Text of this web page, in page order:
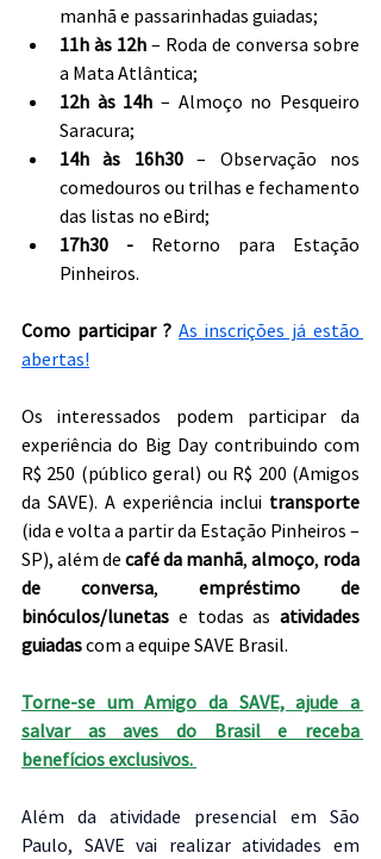
manhã e passarinhadas guiadas;
11h às 12h – Roda de conversa sobre
a Mata Atlântica;
12h às 14h – Almoço no Pesqueiro
Saracura;
14h às 16h30 – Observação nos
comedouros ou trilhas e fechamento
das listas no eBird;
17h30 - Retorno para Estação
Pinheiros.
Como participar ? As inscrições já estão
abertas!
Os interessados podem participar da
experiência do Big Day contribuindo com
R$ 250 (público geral) ou R$ 200 (Amigos
da SAVE). A experiência inclui transporte
(ida e volta a partir da Estação Pinheiros –
SP), além de café da manhã, almoço, roda
de conversa, empréstimo de
binóculos/lunetas e todas as atividades
guiadas com a equipe SAVE Brasil.
Torne-se um Amigo da SAVE, ajude a
salvar as aves do Brasil e receba
benefícios exclusivos.
Além da atividade presencial em São
Paulo, SAVE vai realizar atividades em